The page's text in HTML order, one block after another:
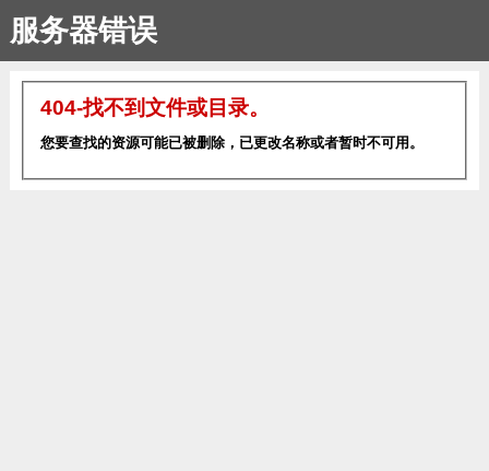
服务器错误
404-找不到文件或目录。
您要查找的资源可能已被删除，已更改名称或者暂时不可用。